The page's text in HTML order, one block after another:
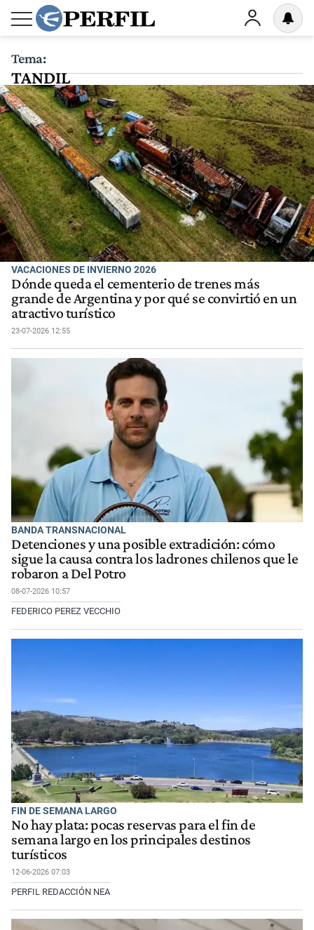
Tema:
TANDIL
VACACIONES DE INVIERNO 2026
Dónde queda el cementerio de trenes más
grande de Argentina y por qué se convirtió en un
atractivo turístico
23-07-2026 12:55
BANDA TRANSNACIONAL
Detenciones y una posible extradición: cómo
sigue la causa contra los ladrones chilenos que le
robaron a Del Potro
08-07-2026 10:57
FEDERICO PEREZ VECCHIO
FIN DE SEMANA LARGO
No hay plata: pocas reservas para el fin de
semana largo en los principales destinos
turísticos
12-06-2026 07:03
PERFIL REDACCIÓN NEA